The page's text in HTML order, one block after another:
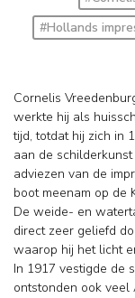
#Hollands
Cornelis
werkte hij als
tijd, totdat hij zich in
aan de
adviezen van de
boot meenam op de
De weide- en
direct zeer geliefd
waarop hij het licht
In 1917 vestigde de
ontstonden ook veel